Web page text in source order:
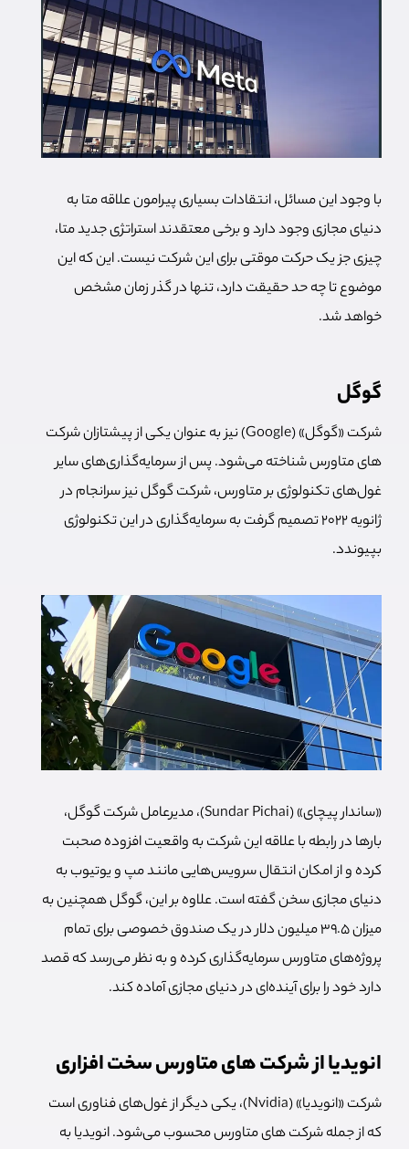
با وجود این مسائل، انتقادات بسیاری پیرامون علاقه متا به
دنیای مجازی وجود دارد و برخی معتقدند استراتژی جدید متا،
چیزی جز یک حرکت موقتی برای این شرکت نیست. این که این
موضوع تا چه حد حقیقت دارد، تنها در گذر زمان مشخص
خواهد شد.
گوگل
شرکت «گوگل» (Google) نیز به عنوان یکی از پیشتازان شرکت
های متاورس شناخته می‌شود. پس از سرمایه‌گذاری‌های سایر
غول‌های تکنولوژی بر متاورس، شرکت گوگل نیز سرانجام در
ژانویه 2022 تصمیم گرفت به سرمایه‌گذاری در این تکنولوژی
بپیوندد.
«ساندار پیچای» (Sundar Pichai)، مدیرعامل شرکت گوگل،
بارها در رابطه با علاقه این شرکت به واقعیت افزوده صحبت
کرده و از امکان انتقال سرویس‌هایی مانند مپ و یوتیوب به
دنیای مجازی سخن گفته است. علاوه بر این، گوگل همچنین به
میزان 39.5 میلیون دلار در یک صندوق خصوصی برای تمام
پروژه‌های متاورس سرمایه‌گذاری کرده و به نظر می‌رسد که قصد
دارد خود را برای آینده‌ای در دنیای مجازی آماده کند.
انویدیا از شرکت های متاورس سخت افزاری
شرکت «انویدیا» (Nvidia)، یکی دیگر از غول‌های فناوری است
که از جمله شرکت های متاورس محسوب می‌شود. انویدیا به